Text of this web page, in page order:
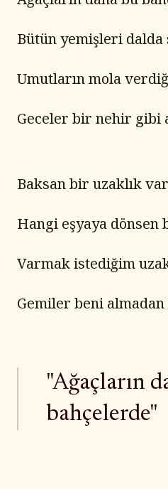
Bütün yemişleri dalda
Umutların mola
Geceler bir nehir gibi
Baksan bir uzaklık
Hangi eşyaya dönsen
Varmak istediğim
Gemiler beni almadan
"Ağaçların
bahçelerde"